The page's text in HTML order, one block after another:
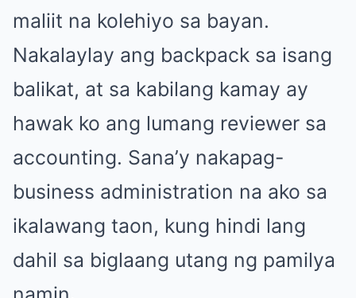
maliit na kolehiyo sa bayan.
Nakalaylay ang backpack sa isang
balikat, at sa kabilang kamay ay
hawak ko ang lumang reviewer sa
accounting. Sana’y nakapag-
business administration na ako sa
ikalawang taon, kung hindi lang
dahil sa biglaang utang ng pamilya